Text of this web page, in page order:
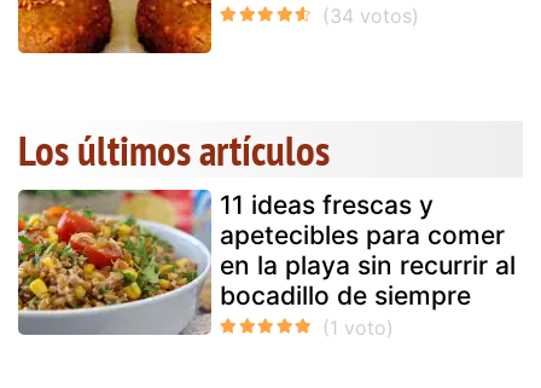
Los últimos artículos
11 ideas frescas y
apetecibles para comer
en la playa sin recurrir al
bocadillo de siempre